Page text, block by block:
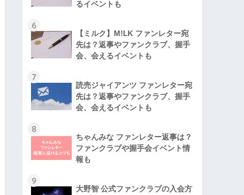
るイベントも
6
【ミルク】M!LK ファンレター宛
先は？返事やファンクラブ、握手
会、会えるイベントも
7
読売ジャイアンツ ファンレター宛
先は？返事やファンクラブ、握手
会、会えるイベントも
8
ちゃんみな ファンレター返事は？
ファンクラブや握手会イベント情
報も
9
大野智 公式ファンクラブの入会方